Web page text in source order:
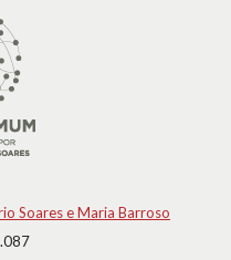
Soares e Maria Barroso